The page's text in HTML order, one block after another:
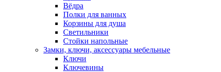
Вёдра
Полки для ванных
Корзины для душа
Светильники
Стойки напольные
Замки, ключи, аксессуары мебельные
Ключи
Ключевины